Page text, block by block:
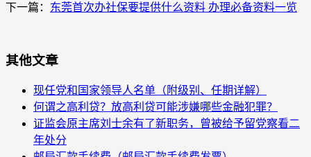
下一篇： 东莞首次办社保要提供什么资料 办理必备资料一览
其他文章
现任党和国家领导人名单（附级别、任期详解）
何谓之高利贷？放高利贷可能涉嫌哪些金融犯罪？
证监会原主席刘士余有了新职务，曾被给予留党察看二
年处分